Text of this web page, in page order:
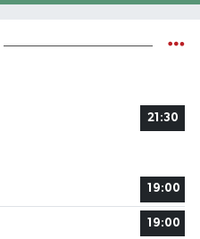
21:30
19:00
19:00